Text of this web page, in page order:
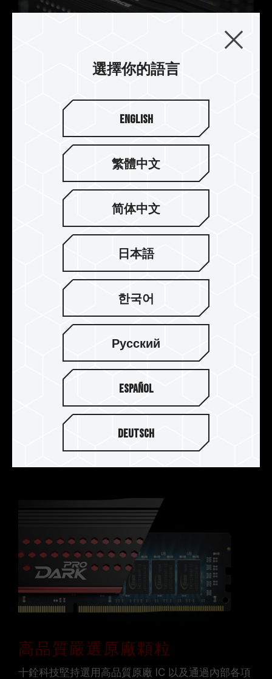
頂級工藝五件式散熱片
獨特溝槽設計 提高散熱效果
採用多重金屬加工散熱模組，上蓋一體成形鍛造，
凹槽精密工藝 CNC 技術，内部頂級鋁擠成型搭配陽
極上色，外部圓孔沖壓，增加散熱效果。
JEDEC RC 2.0 大幅提升傳輸效能
採用符合最新 JEDEC RC 2.0 電路板，提高傳輸訊
號速度，徹底釋放記憶體模組傳輸，提供玩家體驗
超頻快感及具高穩定性的超頻記憶體模組。
高品質嚴選原廠顆粒
十銓科技堅持選用高品質原廠 IC 以及通過內部各項
選擇你的語言
English
繁體中文
简体中文
日本語
한국어
Русский
Español
Deutsch